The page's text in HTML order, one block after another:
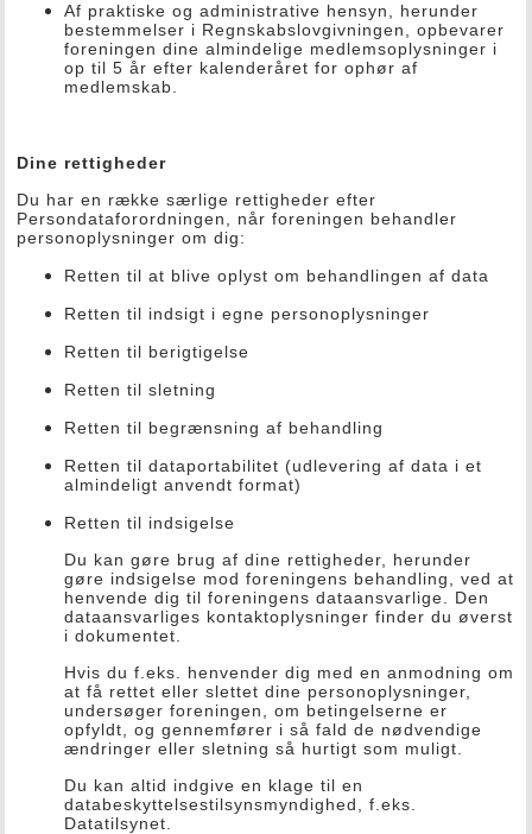
Af praktiske og administrative hensyn, herunder
bestemmelser i Regnskabslovgivningen, opbevarer
foreningen dine almindelige medlemsoplysninger i
op til 5 år efter kalenderåret for ophør af
medlemskab.
Dine rettigheder
Du har en række særlige rettigheder efter
Persondataforordningen, når foreningen behandler
personoplysninger om dig:
Retten til at blive oplyst om behandlingen af data
Retten til indsigt i egne personoplysninger
Retten til berigtigelse
Retten til sletning
Retten til begrænsning af behandling
Retten til dataportabilitet (udlevering af data i et
almindeligt anvendt format)
Retten til indsigelse
Du kan gøre brug af dine rettigheder, herunder
gøre indsigelse mod foreningens behandling, ved at
henvende dig til foreningens dataansvarlige. Den
dataansvarliges kontaktoplysninger finder du øverst
i dokumentet.
Hvis du f.eks. henvender dig med en anmodning om
at få rettet eller slettet dine personoplysninger,
undersøger foreningen, om betingelserne er
opfyldt, og gennemfører i så fald de nødvendige
ændringer eller sletning så hurtigt som muligt.
Du kan altid indgive en klage til en
databeskyttelsestilsynsmyndighed, f.eks.
Datatilsynet.